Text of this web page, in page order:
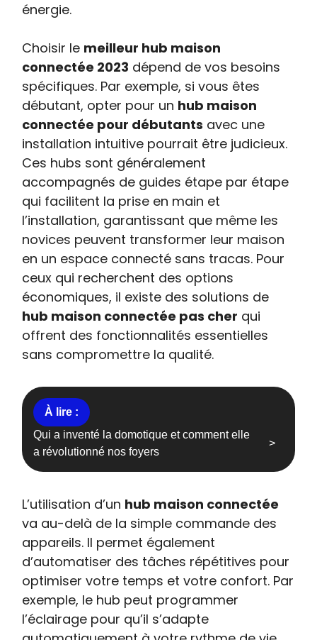
énergie.
Choisir le meilleur hub maison
connectée 2023 dépend de vos besoins
spécifiques. Par exemple, si vous êtes
débutant, opter pour un hub maison
connectée pour débutants avec une
installation intuitive pourrait être judicieux.
Ces hubs sont généralement
accompagnés de guides étape par étape
qui facilitent la prise en main et
l’installation, garantissant que même les
novices peuvent transformer leur maison
en un espace connecté sans tracas. Pour
ceux qui recherchent des options
économiques, il existe des solutions de
hub maison connectée pas cher qui
offrent des fonctionnalités essentielles
sans compromettre la qualité.
Qui a inventé la domotique et comment elle
a révolutionné nos foyers
L’utilisation d’un hub maison connectée
va au-delà de la simple commande des
appareils. Il permet également
d’automatiser des tâches répétitives pour
optimiser votre temps et votre confort. Par
exemple, le hub peut programmer
l’éclairage pour qu’il s’adapte